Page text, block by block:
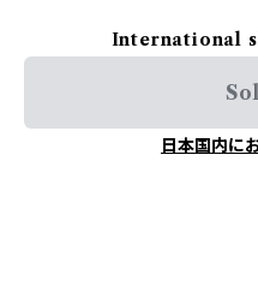
International
日本国内に